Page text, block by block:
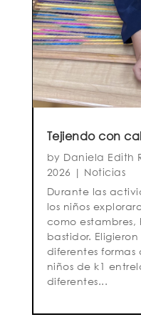
Tejiendo con
by Daniela Edith
2026 | Noticias
Durante las
los niños
como estambres,
bastidor.
diferentes formas
niños de k1
diferentes...